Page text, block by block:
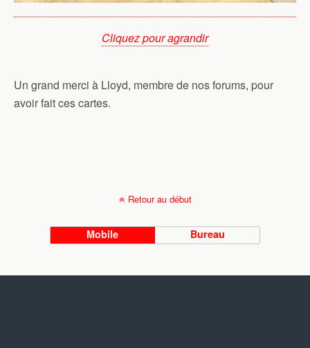
Cliquez pour agrandir
Un grand merci à Lloyd, membre de nos forums, pour
avoir fait ces cartes.
Retour au début
Mobile Bureau